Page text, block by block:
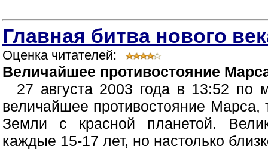
Главная битва нового
Оценка читателей:
Величайшее противостояние
27 августа 2003 года в 13:52 по
величайшее противостояние
Земли с красной планетой.
каждые 15-17 лет, но настолько